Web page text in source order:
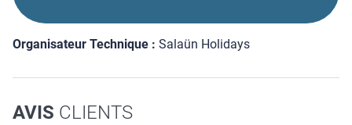
Organisateur Technique : Salaün Holidays
AVIS CLIENTS